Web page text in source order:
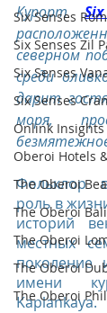
Six Senses
Six Senses Zil
Six Senses
Six Senses
Onlink Insights
Oberoi Hotels
The Oberoi
The Oberoi
The Oberoi
The Oberoi
The Oberoi
Курорт
северном
среди
дарит
моря,
Фольклор
роль в
историй
местных
поколение
имени
Kaplankaya.